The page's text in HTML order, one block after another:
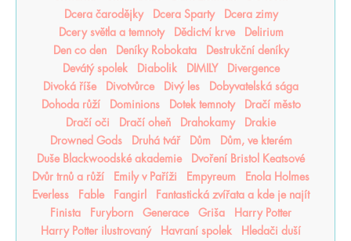
Dcera čarodějky
Dcera Sparty
Dcera zimy
Dcery světla a temnoty
Dědictví krve
Delirium
Den co den
Deníky Robokata
Destrukční deníky
Devátý spolek
Diabolik DIMILY
Divergence
Divoká říše
Divotvůrce Divý les
Dobyvatelská sága
Dohoda růží
Dominions Dotek temnoty
Dračí město
Dračí oči
Dračí oheň Drahokamy
Drakie
Drowned Gods
Druhá tvář Dům
Dům, ve kterém
Duše Blackwoodské akademie
Dvoření Bristol Keatsové
Dvůr trnů a růží
Emily v Paříži Empyreum
Enola Holmes
Everless
Fable Fangirl
Fantastická zvířata a kde je najít
Finista
Furyborn Generace Griša
Harry Potter
Harry Potter ilustrovaný
Havraní spolek
Hledači duší